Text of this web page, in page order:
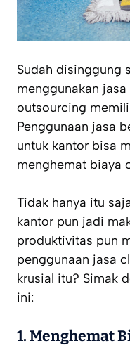
Sudah disinggung
menggunakan
outsourcing
Penggunaan jasa
untuk kantor bisa
menghemat biaya
Tidak hanya itu
kantor pun jadi
produktivitas pun
penggunaan jasa
krusial itu? Simak
ini:
1.Menghemat